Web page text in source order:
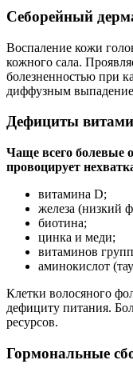
Себорейный
Воспаление кожи
кожного сала.
болезненностью при
диффузным
Дефициты
Чаще всего болевые
провоцирует
витамина D;
железа (низкий
биотина;
цинкa и меди;
витаминов
аминокислот
Клетки волосяного
дефициту питания.
ресурсов.
Гормональные